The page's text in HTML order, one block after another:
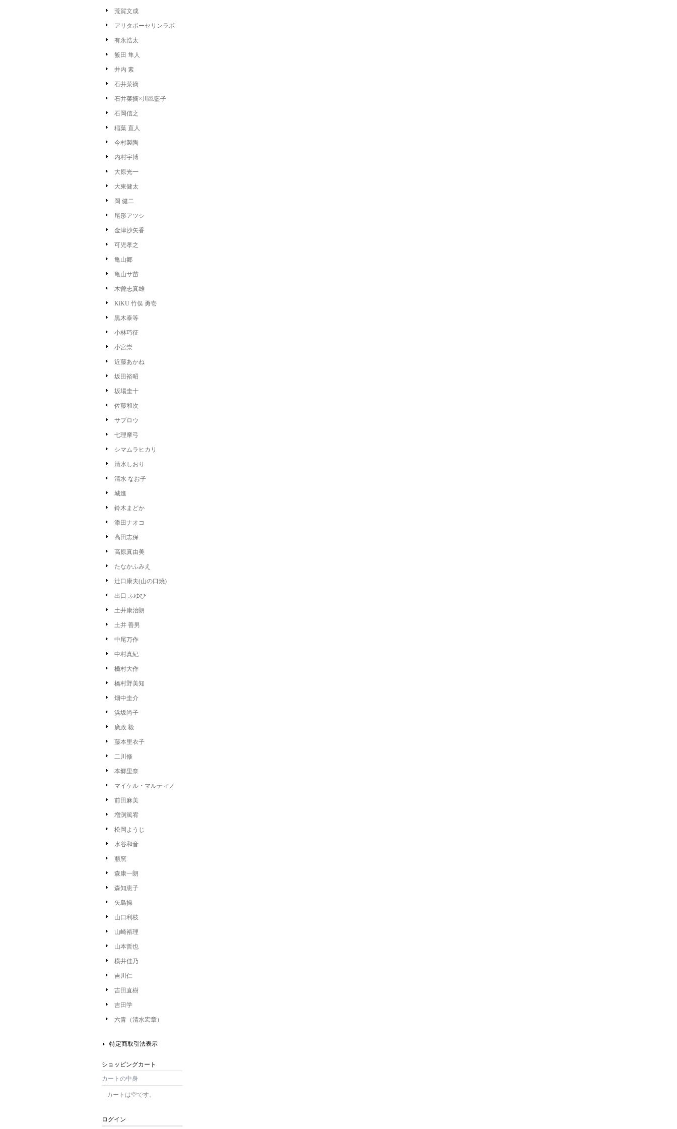
荒賀文成
アリタポーセリンラボ
有永浩太
飯田 隼人
井内 素
石井菜摘
石井菜摘×川邑藍子
石岡信之
稲葉 直人
今村製陶
内村宇博
大原光一
大東健太
岡 健二
尾形アツシ
金津沙矢香
可児孝之
亀山郷
亀山サ苗
木曽志真雄
KiKU 竹俣 勇壱
黒木泰等
小林巧征
小宮崇
近藤あかね
坂田裕昭
坂場圭十
佐藤和次
サブロウ
七理摩弓
シマムラヒカリ
清水しおり
清水 なお子
城進
鈴木まどか
添田ナオコ
高田志保
高原真由美
たなかふみえ
辻口康夫(山の口焼)
出口 ふゆひ
土井康治朗
土井 善男
中尾万作
中村真紀
橋村大作
橋村野美知
畑中圭介
浜坂尚子
廣政 毅
藤本里衣子
二川修
本郷里奈
マイケル・マルティノ
前田麻美
増渕篤宥
松岡ようじ
水谷和音
萠窯
森康一朗
森知恵子
矢島操
山口利枝
山崎裕理
山本哲也
横井佳乃
吉川仁
吉田直樹
吉田学
六青（清水宏章）
特定商取引法表示
ショッピングカート
カートの中身
カートは空です。
ログイン